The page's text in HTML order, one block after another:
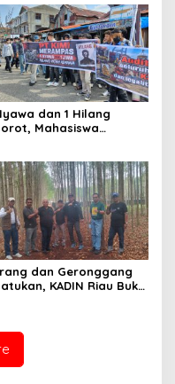
Usut Dividen Rp331,7
dan 1 Hilang
Mahasiswa
dan Geronggang
KADIN Riau Buka